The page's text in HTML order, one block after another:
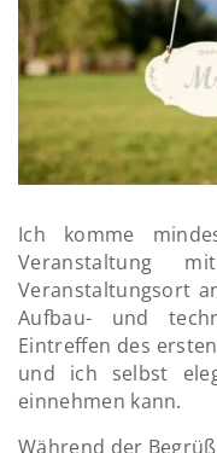
Ich komme
Veranstaltung
Veranstaltungsort
Aufbau- und
Eintreffen des
und ich selbst
einnehmen kann.
Während der